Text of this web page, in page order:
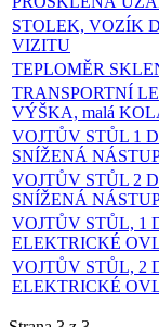
STOLEK, VOZÍK
VIZITU
TEPLOMĚR
TRANSPORTNÍ
VÝŠKA, malá
VOJTŮV STŮL 1
SNÍŽENÁ
VOJTŮV STŮL 2
SNÍŽENÁ
VOJTŮV STŮL, 1
ELEKTRICKÉ
VOJTŮV STŮL, 2
ELEKTRICKÉ